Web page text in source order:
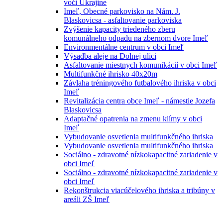
voči Ukrajine
Imeľ, Obecné parkovisko na Nám. J.
Blaskovicsa - asfaltovanie parkoviska
Zvýšenie kapacity triedeného zberu
komunálneho odpadu na zbernom dvore Imeľ
Environmentálne centrum v obci Imeľ
Výsadba aleje na Dolnej ulici
Asfaltovanie miestnych komunikácií v obci Imeľ
Multifunkčné ihrisko 40x20m
Závlaha tréningového futbalového ihriska v obci
Imeľ
Revitalizácia centra obce Imeľ - námestie Jozefa
Blaskovicsa
Adaptačné opatrenia na zmenu klímy v obci
Imeľ
Vybudovanie osvetlenia multifunkčného ihriska
Vybudovanie osvetlenia multifunkčného ihriska
Sociálno - zdravotné nízkokapacitné zariadenie v
obci Imeľ
Sociálno - zdravotné nízkokapacitné zariadenie v
obci Imeľ
Rekonštrukcia viacúčelového ihriska a tribúny v
areáli ZŠ Imeľ